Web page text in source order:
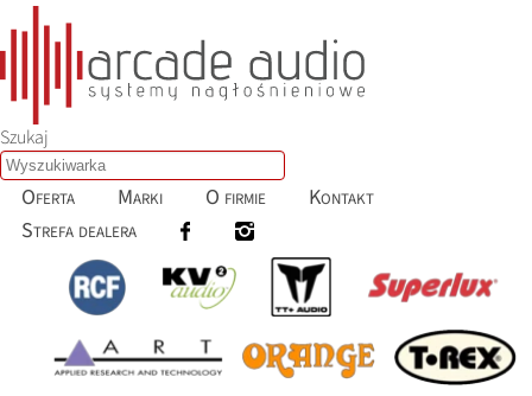
Szukaj
Oferta Marki O firmie
Kontakt
Strefa dealera